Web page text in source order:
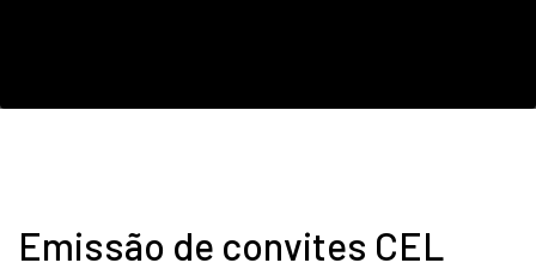
Emissão de convites CEL